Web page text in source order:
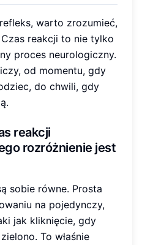
warto zrozumieć,
reakcji to nie tylko
proces neurologiczny.
od momentu, gdy
do chwili, gdy
reakcji
rozróżnienie jest
sobie równe. Prosta
na pojedynczy,
jak kliknięcie, gdy
To właśnie